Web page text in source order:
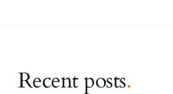
Recent posts.